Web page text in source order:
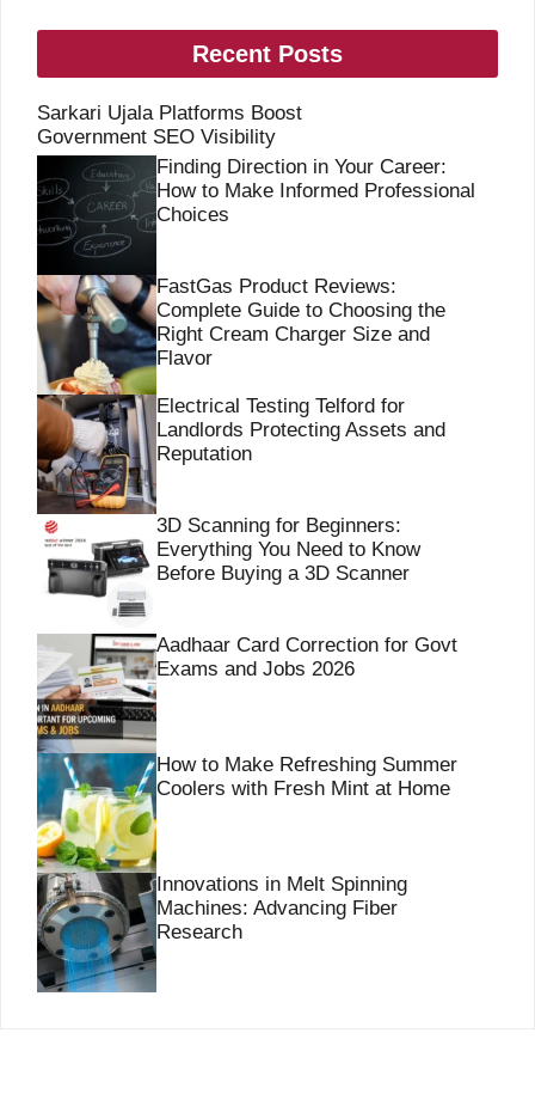
Recent Posts
Sarkari Ujala Platforms Boost
Government SEO Visibility
Finding Direction in Your Career:
How to Make Informed Professional
Choices
FastGas Product Reviews:
Complete Guide to Choosing the
Right Cream Charger Size and
Flavor
Electrical Testing Telford for
Landlords Protecting Assets and
Reputation
3D Scanning for Beginners:
Everything You Need to Know
Before Buying a 3D Scanner
Aadhaar Card Correction for Govt
Exams and Jobs 2026
How to Make Refreshing Summer
Coolers with Fresh Mint at Home
Innovations in Melt Spinning
Machines: Advancing Fiber
Research